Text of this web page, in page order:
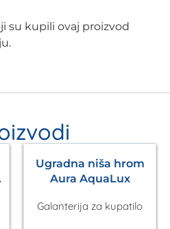
su kupili ovaj proizvod
Ugradna niša hrom
Aura AquaLux
Galanterija za kupatilo